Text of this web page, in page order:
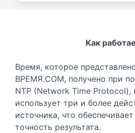
Как
Время, которое
ВРЕМЯ.COM, получено при
NTP (Network Time Protocol),
использует три и более
источника, что
точность результата.